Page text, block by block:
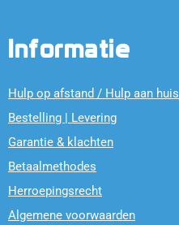
Informatie
Hulp op afstand / Hulp aan huis
Bestelling | Levering
Garantie & klachten
Betaalmethodes
Herroepingsrecht
Algemene voorwaarden